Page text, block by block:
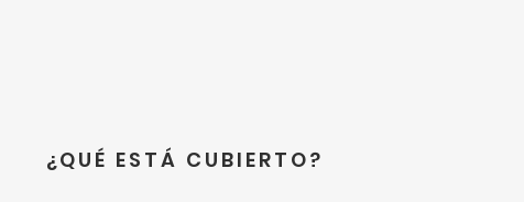
¿QUÉ ESTÁ CUBIERTO?